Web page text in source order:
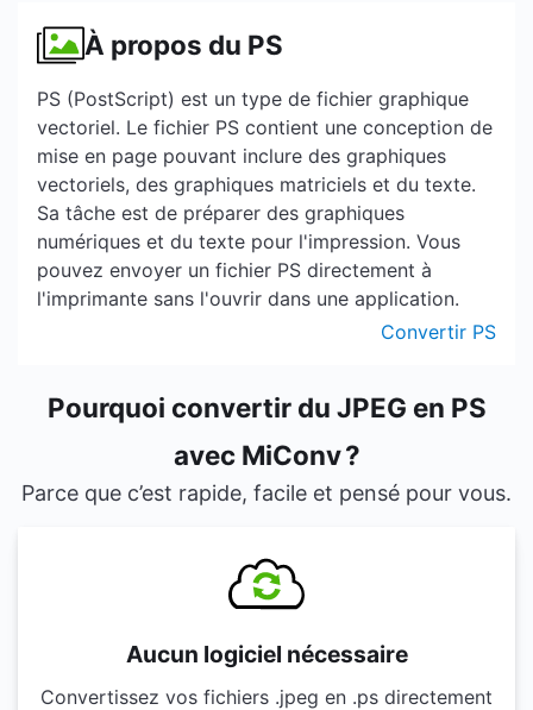
À propos du PS
PS (PostScript) est un type de fichier graphique
vectoriel. Le fichier PS contient une conception de
mise en page pouvant inclure des graphiques
vectoriels, des graphiques matriciels et du texte.
Sa tâche est de préparer des graphiques
numériques et du texte pour l'impression. Vous
pouvez envoyer un fichier PS directement à
l'imprimante sans l'ouvrir dans une application.
Convertir PS
Pourquoi convertir du JPEG en PS
avec MiConv ?
Parce que c’est rapide, facile et pensé pour vous.
Aucun logiciel nécessaire
Convertissez vos fichiers .jpeg en .ps directement